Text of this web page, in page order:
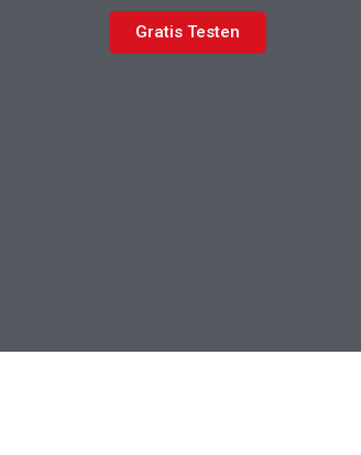
Gratis Testen